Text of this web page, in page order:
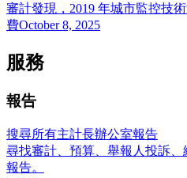
審計發現，2019 年城市監控技
費October 8, 2025
服務
報告
搜尋所有主計長辦公室報告
尋找審計、預算、舉報人投訴
報告。